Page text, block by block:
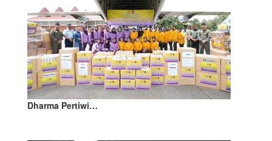
Dharma Pertiwi…